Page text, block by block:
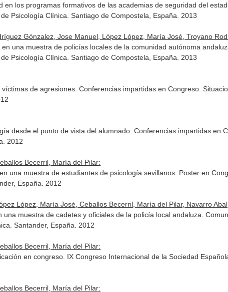
en los programas formativos de las academias de seguridad del
Psicología Clínica. Santiago de Compostela, España. 2013
Gónzalez, Jose Manuel, López López, María José, Troyano
una muestra de policías locales de la comunidad autónoma
Psicología Clínica. Santiago de Compostela, España. 2013
de agresiones. Conferencias impartidas en Congreso.
desde el punto de vista del alumnado. Conferencias impartidas en
2012
Becerril, María del Pilar:
una muestra de estudiantes de psicología sevillanos. Poster en
España. 2012
López, María José, Ceballos Becerril, María del Pilar, Navarro
muestra de cadetes y oficiales de la policía local andaluza.
Santander, España. 2012
Becerril, María del Pilar:
en congreso. IX Congreso Internacional de la Sociedad
Becerril, María del Pilar: